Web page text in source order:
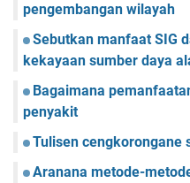
pengembangan wilayah
Sebutkan manfaat SIG
kekayaan sumber daya
Bagaimana
penyakit
Tulisen cengkorongane
Aranana metode-